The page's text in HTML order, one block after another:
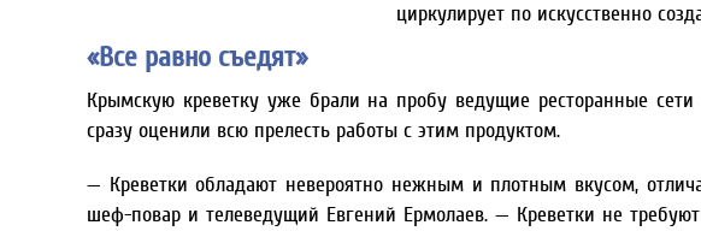
циркулирует по искусственно
«Все равно съедят»
Крымскую креветку уже брали на пробу ведущие ресторанные
сразу оценили всю прелесть работы с этим продуктом.
— Креветки обладают невероятно нежным и плотным вкусом,
шеф-повар и телеведущий Евгений Ермолаев. — Креветки не